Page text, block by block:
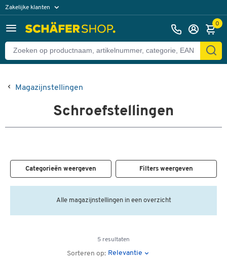
Zakelijke klanten
Particuliere klanten 0
Magazijnstellingen
Schroefstellingen
Categorieën weergeven Filters weergeven
Alle magazijnstellingen in een overzicht
5 resultaten
Sorteren op: Relevantie